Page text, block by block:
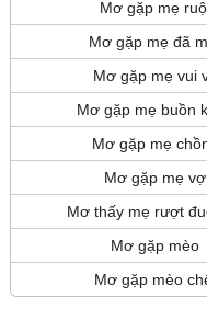
Mơ gặp mẹ
Mơ gặp mẹ đã
Mơ gặp mẹ vui
Mơ gặp mẹ buồn
Mơ gặp mẹ
Mơ gặp mẹ vợ
Mơ thấy mẹ rượt
Mơ gặp mèo
Mơ gặp mèo